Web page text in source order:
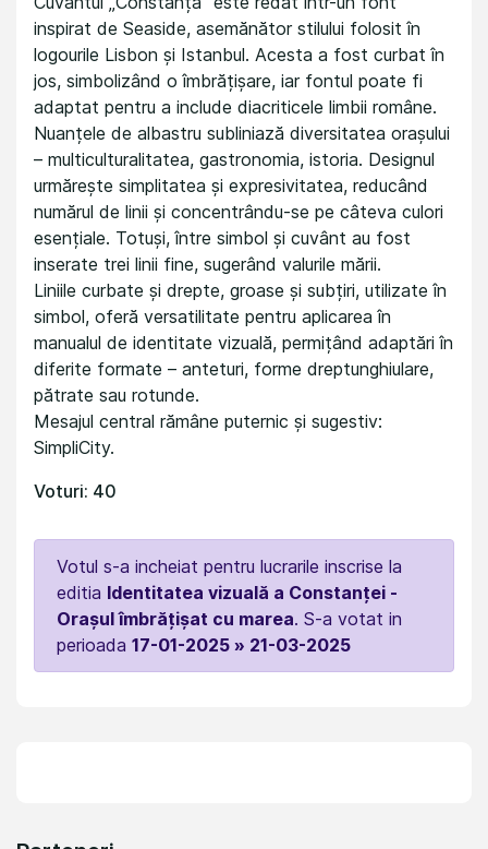
inspirat de Seaside, asemănător stilului folosit în
logourile Lisbon și Istanbul. Acesta a fost curbat în
jos, simbolizând o îmbrățișare, iar fontul poate fi
adaptat pentru a include diacriticele limbii române.
Nuanțele de albastru subliniază diversitatea orașului
– multiculturalitatea, gastronomia, istoria. Designul
urmărește simplitatea și expresivitatea, reducând
numărul de linii și concentrându-se pe câteva culori
esențiale. Totuși, între simbol și cuvânt au fost
inserate trei linii fine, sugerând valurile mării.
Liniile curbate și drepte, groase și subțiri, utilizate în
simbol, oferă versatilitate pentru aplicarea în
manualul de identitate vizuală, permițând adaptări în
diferite formate – anteturi, forme dreptunghiulare,
pătrate sau rotunde.
Mesajul central rămâne puternic și sugestiv:
SimpliCity.
Voturi: 40
Votul s-a incheiat pentru lucrarile inscrise la
editia Identitatea vizuală a Constanței -
Orașul îmbrățișat cu marea. S-a votat in
perioada 17-01-2025 » 21-03-2025